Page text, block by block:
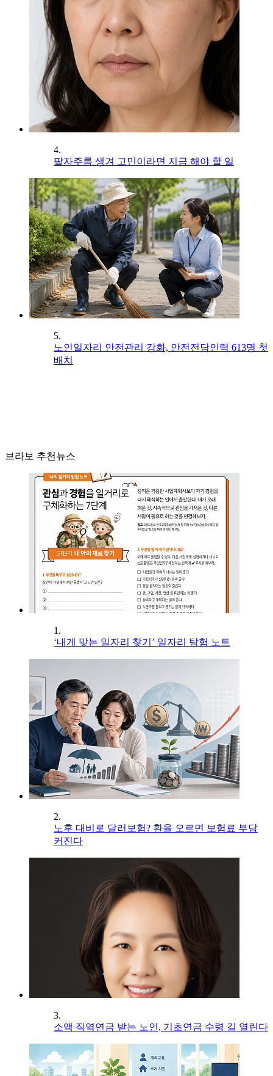
4.
팔자주름 생겨 고민이라면 지금 해야 할 일
5.
노인일자리 안전관리 강화, 안전전담인력 613명 첫
배치
브라보 추천뉴스
1.
‘내게 맞는 일자리 찾기’ 일자리 탐험 노트
2.
노후 대비로 달러보험? 환율 오르면 보험료 부담
커진다
3.
소액 직역연금 받는 노인, 기초연금 수령 길 열린다